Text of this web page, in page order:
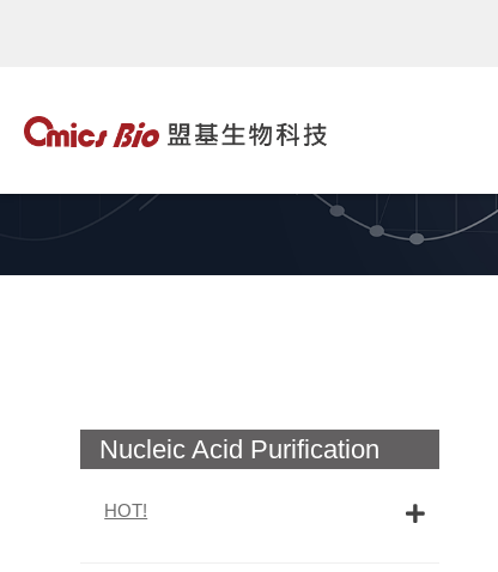
Nucleic Acid Purification
HOT!